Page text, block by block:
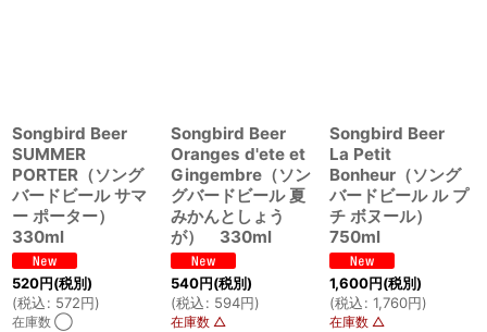
Songbird Beer
SUMMER
PORTER（ソング
バードビール サマ
ー ポーター）
330ml
520円(税別)
(税込: 572円)
在庫数 ◯
Songbird Beer
Oranges d'ete et
Gingembre（ソン
グバードビール 夏
みかんとしょう
が） 330ml
540円(税別)
(税込: 594円)
在庫数 △
Songbird Beer
La Petit
Bonheur（ソング
バードビール ル プ
チ ボヌール）
750ml
1,600円(税別)
(税込: 1,760円)
在庫数 △